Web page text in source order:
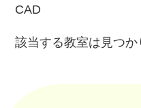
CAD
該当する教室は見つか